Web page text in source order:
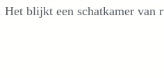
Lekker
blijkt een schatkamer van